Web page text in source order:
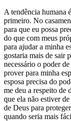
A tendência humana
primeiro. No
para que eu possa
do que com meus
para ajudar a minha
gostaria mais de sair
necessário o poder
prover para minha
esposa precisa do
me deu a respeito de
que ela não estiver
de Deus para
quando seria mais